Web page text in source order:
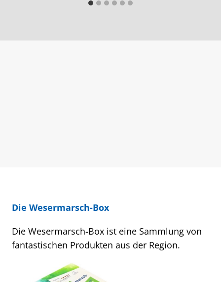
Die Wesermarsch-Box
Die Wesermarsch-Box ist eine Sammlung von
fantastischen Produkten aus der Region.